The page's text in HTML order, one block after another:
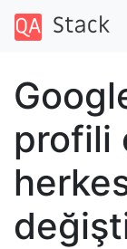
profili